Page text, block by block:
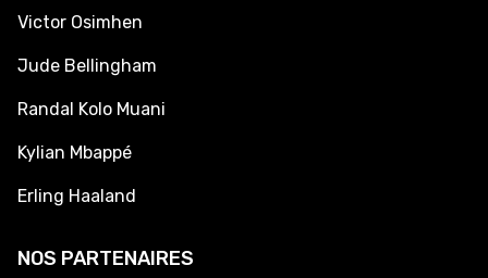
Victor Osimhen
Jude Bellingham
Randal Kolo Muani
Kylian Mbappé
Erling Haaland
NOS PARTENAIRES